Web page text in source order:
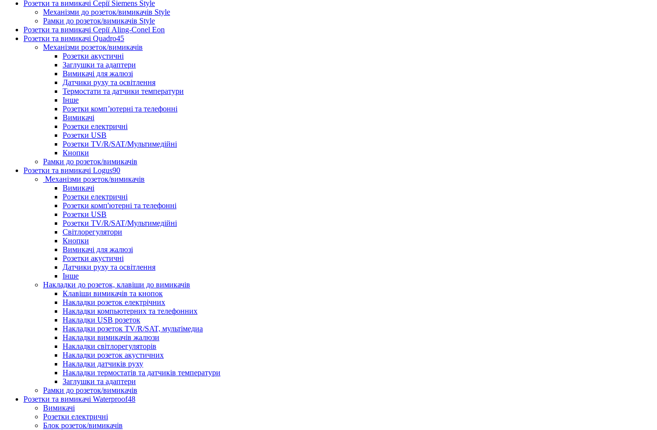
Розетки та вимикачі Серії Siemens Style
Механізми до розеток/вимикачів Style
Рамки до розеток/вимикачів Style
Розетки та вимикачі Серії Aling-Conel Eon
Розетки та вимикачі Quadro45
Механізми розеток/вимикачів
Розетки акустичні
Заглушки та адаптери
Вимикачі для жалюзі
Датчики руху та освітлення
Термостати та датчики температури
Інше
Розетки комп’ютерні та телефонні
Вимикачі
Розетки електричні
Розетки USB
Розетки TV/R/SAT/Мультимедійні
Кнопки
Рамки до розеток/вимикачів
Розетки та вимикачі Logus90
Механізми розеток/вимикачів
Вимикачі
Розетки електричні
Розетки комп'ютерні та телефонні
Розетки USB
Розетки TV/R/SAT/Мультимедійні
Світлорегулятори
Кнопки
Вимикачі для жалюзі
Розетки акустичні
Датчики руху та освітлення
Інше
Накладки до розеток, клавіши до вимикачів
Клавіши вимикачів та кнопок
Накладки розеток електрічних
Накладки компьютерних та телефонних
Накладки USB розеток
Накладки розеток TV/R/SAT, мультімедиа
Накладки вимикачів жалюзи
Накладки світлорегуляторів
Накладки розеток акустичних
Накладки датчиків руху
Накладки термостатів та датчиків температури
Заглушки та адаптери
Рамки до розеток/вимикачів
Розетки та вимикачі Waterproof48
Вимикачі
Розетки електричні
Блок розеток/вимикачів